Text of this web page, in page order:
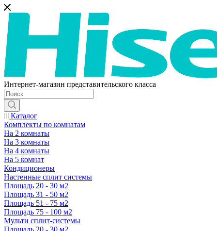
Интернет-магазин представительского класса
Каталог
Комплекты по комнатам
На 2 комнаты
На 3 комнаты
На 4 комнаты
На 5 комнат
Кондиционеры
Настенные сплит системы
Площадь 20 - 30 м2
Площадь 31 - 50 м2
Площадь 51 - 75 м2
Площадь 75 - 100 м2
Мульти сплит-системы
Площадь 20 - 30 м2